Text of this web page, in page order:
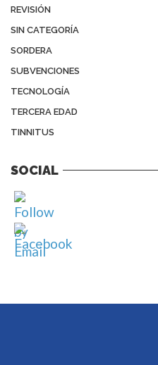
REVISIÓN
SIN CATEGORÍA
SORDERA
SUBVENCIONES
TECNOLOGÍA
TERCERA EDAD
TINNITUS
SOCIAL